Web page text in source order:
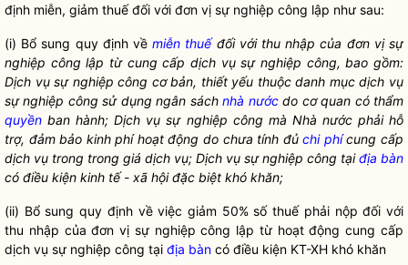
định miễn, giảm thuế đối với đơn vị sự nghiệp công lập như sau:
(i) Bổ sung quy định vềmiễn thuếđối với thu nhập của đơn vị sự
nghiệp công lập từ cung cấp dịch vụ sự nghiệp công, bao gồm:
Dịch vụ sự nghiệp công cơ bản, thiết yếu thuộc danh mục dịch vụ
sự nghiệp công sử dụng ngân sáchnhà nướcdo cơ quan có thẩm
quyền ban hành; Dịch vụ sự nghiệp công mà Nhà nướcphải hỗ
trợ, đảm bảo kinh phí hoạt động do chưa tính đủchi phícung cấp
dịch vụ trong trong giá dịch vụ; Dịch vụ sự nghiệp công tạiđịa bàn
có điều kiện kinh tế - xã hội đặc biệt khó khăn;
(ii) Bổ sung quy định về việc giảm 50% số thuế phải nộp đối với
thu nhập của đơn vị sự nghiệp công lập từ hoạt động cung cấp
dịch vụ sự nghiệp công tại địa bàn có điều kiện KT-XH khó khăn